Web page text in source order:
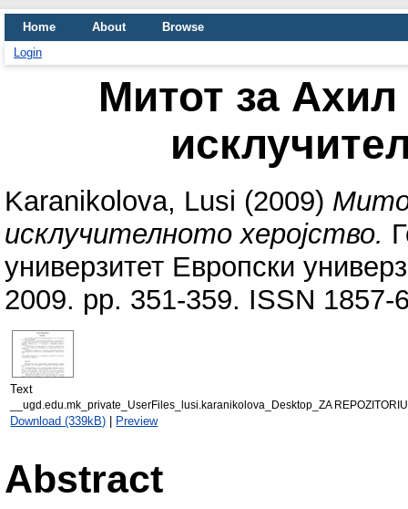
Home About
Browse
Login
Митот за
Karanikolova, Lusi (2009)
исклучителното херојство.
универзитет Европски
2009. pp. 351-359. ISSN 1857-
Text
__ugd.edu.mk_private_UserFiles_lusi.karanikolova_Desktop_ZA
Download (339kB) | Preview
Abstract